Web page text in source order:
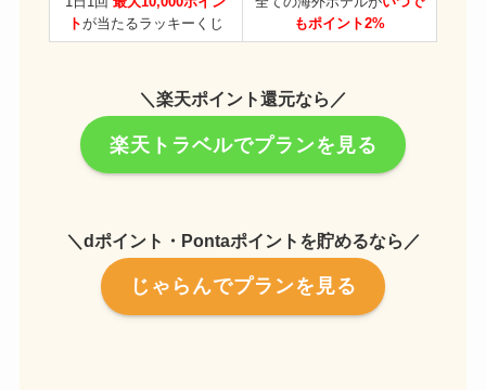
トが当たるラッキーくじ
もポイント2%
＼楽天ポイント還元なら／
楽天トラベルでプランを見る
＼dポイント・Pontaポイントを貯めるなら／
じゃらんでプランを見る